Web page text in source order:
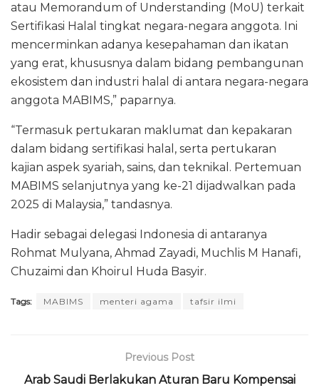
atau Memorandum of Understanding (MoU) terkait
Sertifikasi Halal tingkat negara-negara anggota. Ini
mencerminkan adanya kesepahaman dan ikatan
yang erat, khususnya dalam bidang pembangunan
ekosistem dan industri halal di antara negara-negara
anggota MABIMS,” paparnya.
“Termasuk pertukaran maklumat dan kepakaran
dalam bidang sertifikasi halal, serta pertukaran
kajian aspek syariah, sains, dan teknikal. Pertemuan
MABIMS selanjutnya yang ke-21 dijadwalkan pada
2025 di Malaysia,” tandasnya.
Hadir sebagai delegasi Indonesia di antaranya
Rohmat Mulyana, Ahmad Zayadi, Muchlis M Hanafi,
Chuzaimi dan Khoirul Huda Basyir.
Tags: MABIMS menteri agama tafsir ilmi
Previous Post
Arab Saudi Berlakukan Aturan Baru Kompensai